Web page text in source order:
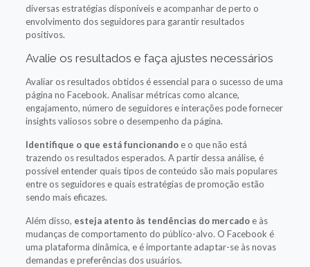
diversas estratégias disponíveis e acompanhar de perto o
envolvimento dos seguidores para garantir resultados
positivos.
Avalie os resultados e faça ajustes necessários
Avaliar os resultados obtidos é essencial para o sucesso de uma
página no Facebook. Analisar métricas como alcance,
engajamento, número de seguidores e interações pode fornecer
insights valiosos sobre o desempenho da página.
Identifique o que está funcionandoe o que não está
trazendo os resultados esperados. A partir dessa análise, é
possível entender quais tipos de conteúdo são mais populares
entre os seguidores e quais estratégias de promoção estão
sendo mais eficazes.
Além disso, esteja atento às tendências do mercadoe às
mudanças de comportamento do público-alvo. O Facebook é
uma plataforma dinâmica, e é importante adaptar-se às novas
demandas e preferências dos usuários.